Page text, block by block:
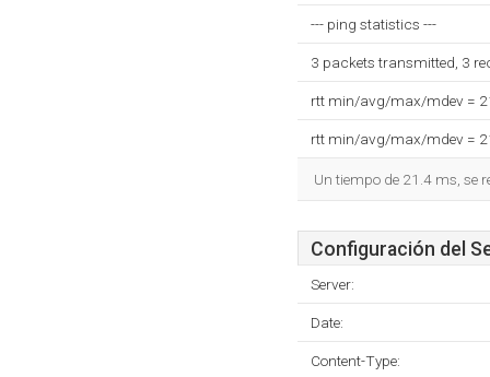
--- ping statistics ---
3 packets transmitted, 3
rtt min/avg/max/mdev =
rtt min/avg/max/mdev =
Un tiempo de 21.4 ms, se
Configuración del
Server:
Date:
Content-Type: